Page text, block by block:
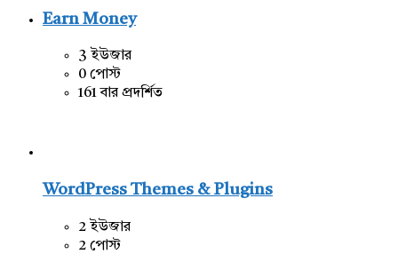
Earn Money
3 ইউজার
0 পোস্ট
161 বার প্রদর্শিত
WordPress Themes & Plugins
2 ইউজার
2 পোস্ট